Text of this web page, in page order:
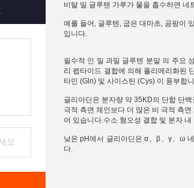
비탈 밀 글루텐 가루가 물을 흡수하면
예를 들어, 글루텐, 굽은 대마초, 곰팡이
입니다.
필수적 인 밀 과밀 글루텐 분말 의 주요
리 펩타이드 결합에 의해 폴리메리화된
타민 (Gln) 및 사이스틴 (Cys) 이 풍부합
글리아딘은 분자량 약 35KD의 단합 단
극적 측면 체인보다 더 많은 비 극적 측
어 있습니다.수소 혐오성 결합 및 분자
낮은 pH에서 글리아딘은 α、β、γ、ω
다.